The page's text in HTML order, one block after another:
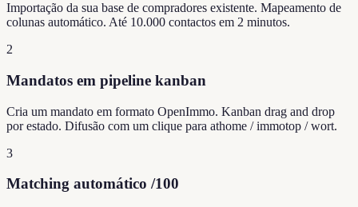
Importação da sua base de compradores existente. Mapeamento de
colunas automático. Até 10.000 contactos em 2 minutos.
2
Mandatos em pipeline kanban
Cria um mandato em formato OpenImmo. Kanban drag and drop
por estado. Difusão com um clique para athome / immotop / wort.
3
Matching automático /100